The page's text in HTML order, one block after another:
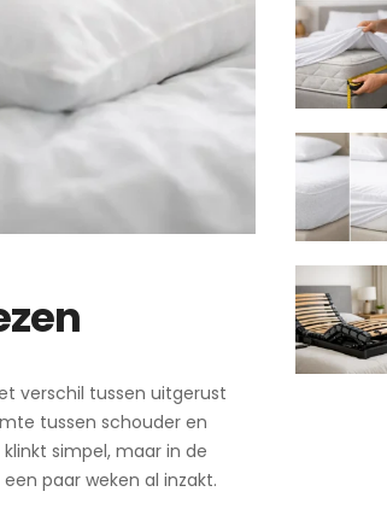
verschil tussen uitgerust
tussen schouder en
simpel, maar in de
paar weken al inzakt.